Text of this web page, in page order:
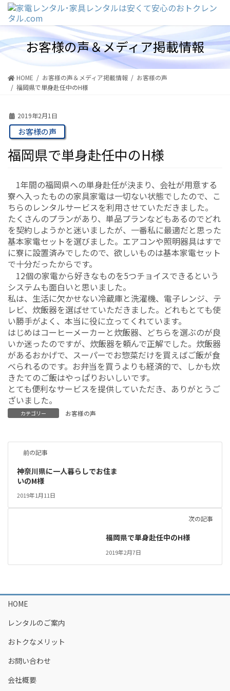
テ
ツ
に
ゲ
シ
ョ
お客様の声＆メディア掲載情報
HOME お客様の声＆メディア掲載情報
お客様の声
福岡県で単身赴任中のH様
2019年2月1日
お客様の声
福岡県で単身赴任中のH様
1年間の福岡県への単身赴任が決まり、会社が用意する
寮へ入ったものの家具家電は一切ない状態でしたので、こ
ちらのレンタルサービスを利用させていただきました。
たくさんのプランがあり、単品プランなどもあるのでどれ
を契約しようかと迷いましたが、一番私に最適だと思った
基本家電セットを選びました。エアコンや照明器具はすで
に寮に設置済みでしたので、欲しいものは基本家電セット
で十分だったからです。
12個の家電から好きなものを5つチョイスできるという
システムも面白いと思いました。
私は、生活に欠かせない冷蔵庫と洗濯機、電子レンジ、テ
レビ、炊飯器を選ばせていただきました。どれもとても使
い勝手がよく、本当に役に立ってくれています。
はじめはコーヒーメーカーと炊飯器、どちらを選ぶのが良
いか迷ったのですが、炊飯器を頼んで正解でした。炊飯器
があるおかげで、スーパーでお惣菜だけを買えばご飯が食
べられるのです。お弁当を買うよりも経済的で、しかも炊
きたてのご飯はやっぱりおいしいです。
とても便利なサービスを提供していただき、ありがとうご
ざいました。
カテゴリー お客様の声
前の記事
神奈川県に一人暮らしでお住ま
いのM様
2019年1月11日
次の記事
福岡県で単身赴任中のH様
2019年2月7日
HOME
レンタルのご案内
おトクなメリット
お問い合わせ
会社概要